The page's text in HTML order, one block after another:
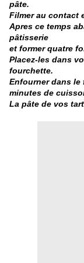
pâte.
Filmer au contact
Apres ce temps
pâtisserie
et former quatre
Placez-les dans
fourchette.
Enfourner dans le
minutes de
La pâte de vos